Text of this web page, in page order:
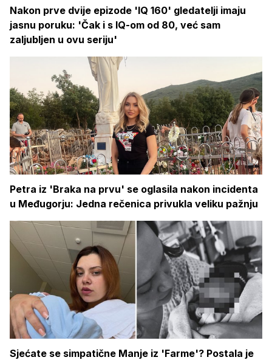
Nakon prve dvije epizode 'IQ 160' gledatelji imaju
jasnu poruku: 'Čak i s IQ-om od 80, već sam
zaljubljen u ovu seriju'
Petra iz 'Braka na prvu' se oglasila nakon incidenta
u Međugorju: Jedna rečenica privukla veliku pažnju
Sjećate se simpatične Manje iz 'Farme'? Postala je